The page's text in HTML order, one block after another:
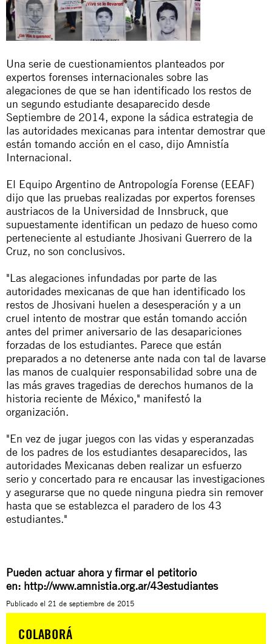
Una serie de cuestionamientos planteados por
expertos forenses internacionales sobre las
alegaciones de que se han identificado los restos de
un segundo estudiante desaparecido desde
Septiembre de 2014, expone la sádica estrategia de
las autoridades mexicanas para intentar demostrar que
están tomando acción en el caso, dijo Amnistía
Internacional.
El Equipo Argentino de Antropología Forense (EEAF)
dijo que las pruebas realizadas por expertos forenses
austriacos de la Universidad de Innsbruck, que
supuestamente identifican un pedazo de hueso como
perteneciente al estudiante Jhosivani Guerrero de la
Cruz, no son conclusivos.
"Las alegaciones infundadas por parte de las
autoridades mexicanas de que han identificado los
restos de Jhosivani huelen a desesperación y a un
cruel intento de mostrar que están tomando acción
antes del primer aniversario de las desapariciones
forzadas de los estudiantes. Parece que están
preparados a no detenerse ante nada con tal de lavarse
las manos de cualquier responsabilidad sobre una de
las más graves tragedias de derechos humanos de la
historia reciente de México," manifestó la
organización.
"En vez de jugar juegos con las vidas y esperanzadas
de los padres de los estudiantes desaparecidos, las
autoridades Mexicanas deben realizar un esfuerzo
serio y concertado para re encausar las investigaciones
y asegurarse que no quede ninguna piedra sin remover
hasta que se establezca el paradero de los 43
estudiantes."
Pueden actuar ahora y firmar el petitorio
en: http://www.amnistia.org.ar/43estudiantes
Publicado el 21 de septiembre de 2015
COLABORÁ